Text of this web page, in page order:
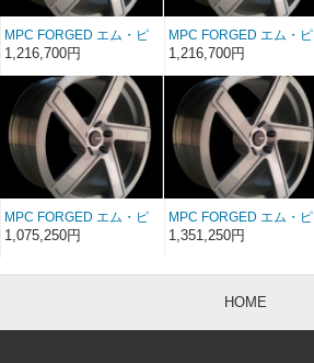
MPC FORGED エム・ピ
ーシー フォージド MPC
20×10
1,216,700円
MPC FORGED エム・ピ
ーシー フォージド MPC
20×11
1,216,700円
MPC FORGED エム・ピ
ーシー フォージド MPC
MONO-1 20インチ 20×9
1,075,250円
MPC FORGED エム・ピ
ーシー フォージド MPC
MONO-1 22インチ
1,351,250円
HOME